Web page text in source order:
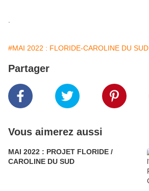
#MAI 2022 : FLORIDE-CAROLINE DU SUD
Partager
Vous aimerez aussi
MAI 2022 : PROJET FLORIDE /
CAROLINE DU SUD